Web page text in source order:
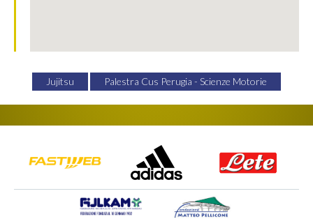
Jujitsu Palestra Cus Perugia - Scienze Motorie